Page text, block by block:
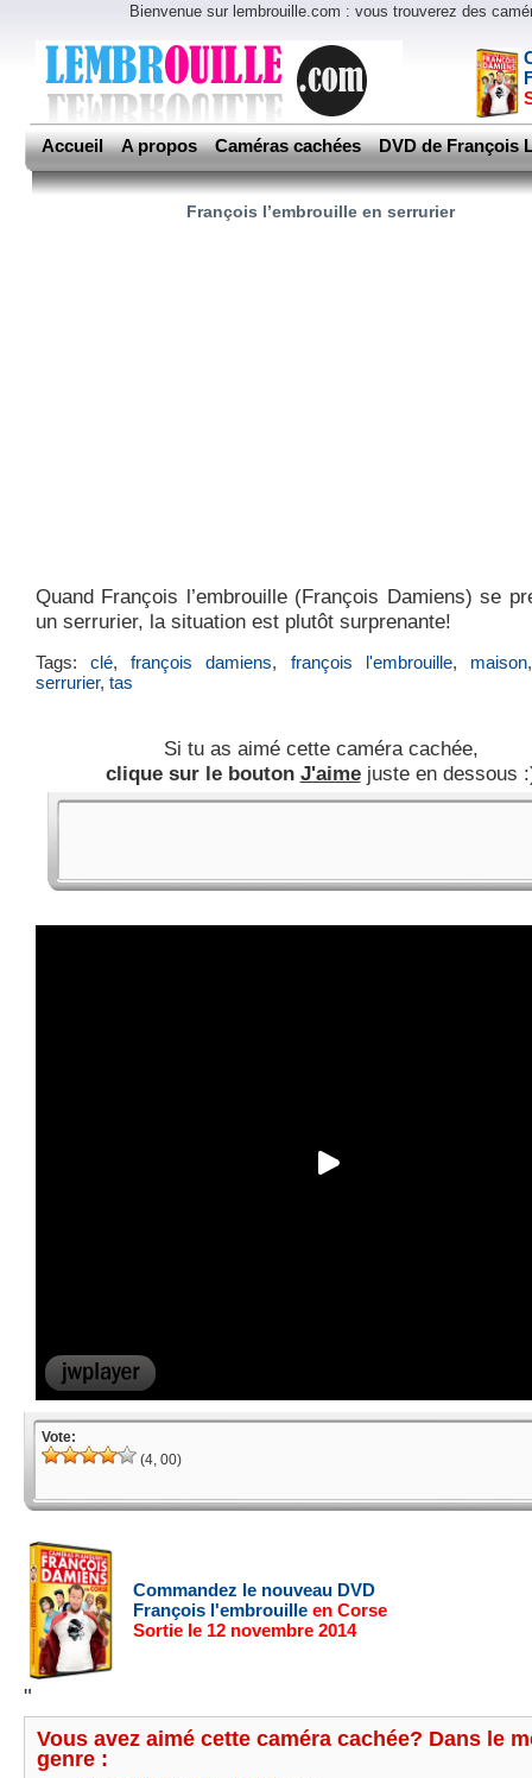
Bienvenue sur lembrouille.com : vous trouverez des
Accueil A propos Caméras cachées DVD de François
François l’embrouille en serrurier
Quand François l’embrouille (François Damiens) se
un serrurier, la situation est plutôt surprenante!
Tags:clé,françois damiens, françois l'embrouille, maison
serrurier, tas
Si tu as aimé cette caméra cachée,
clique sur le bouton J'aimejuste en dessous
Vote:
(4, 00)
Commandez le nouveau DVD
François l'embrouille en Corse
Sortie le 12 novembre 2014
"
Vous avez aimé cette caméra cachée? Dans le
genre :